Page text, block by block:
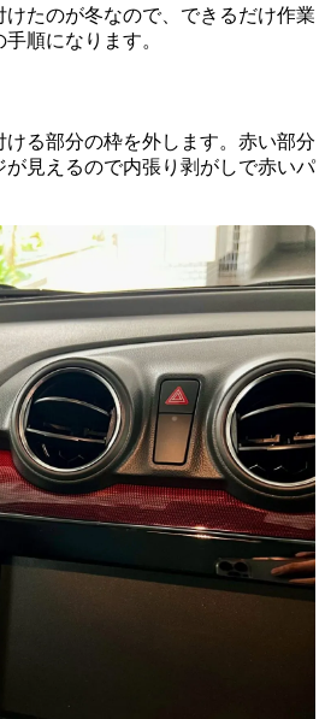
けたのが冬なので、できるだけ作業
順になります。
ける部分の枠を外します。赤い部分
見えるので内張り剥がしで赤いパ